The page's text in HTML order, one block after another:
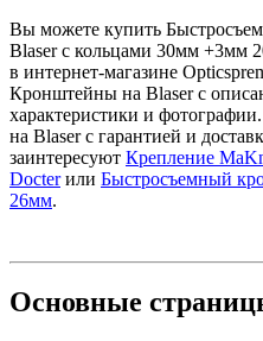
Вы можете купить
Blaser с кольцами 30мм +3мм
в интернет-магазине
Кронштейны на Blaser с
характеристики и
на Blaser с гарантией и
заинтересуют Крепление
Docterили Быстросъемный
26мм.
Основные